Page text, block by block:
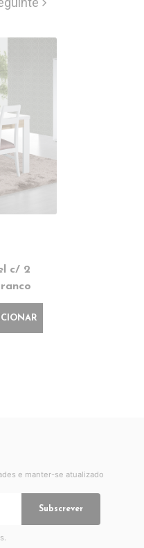
c/ 2
e manter-se atualizado
Subscrever
.